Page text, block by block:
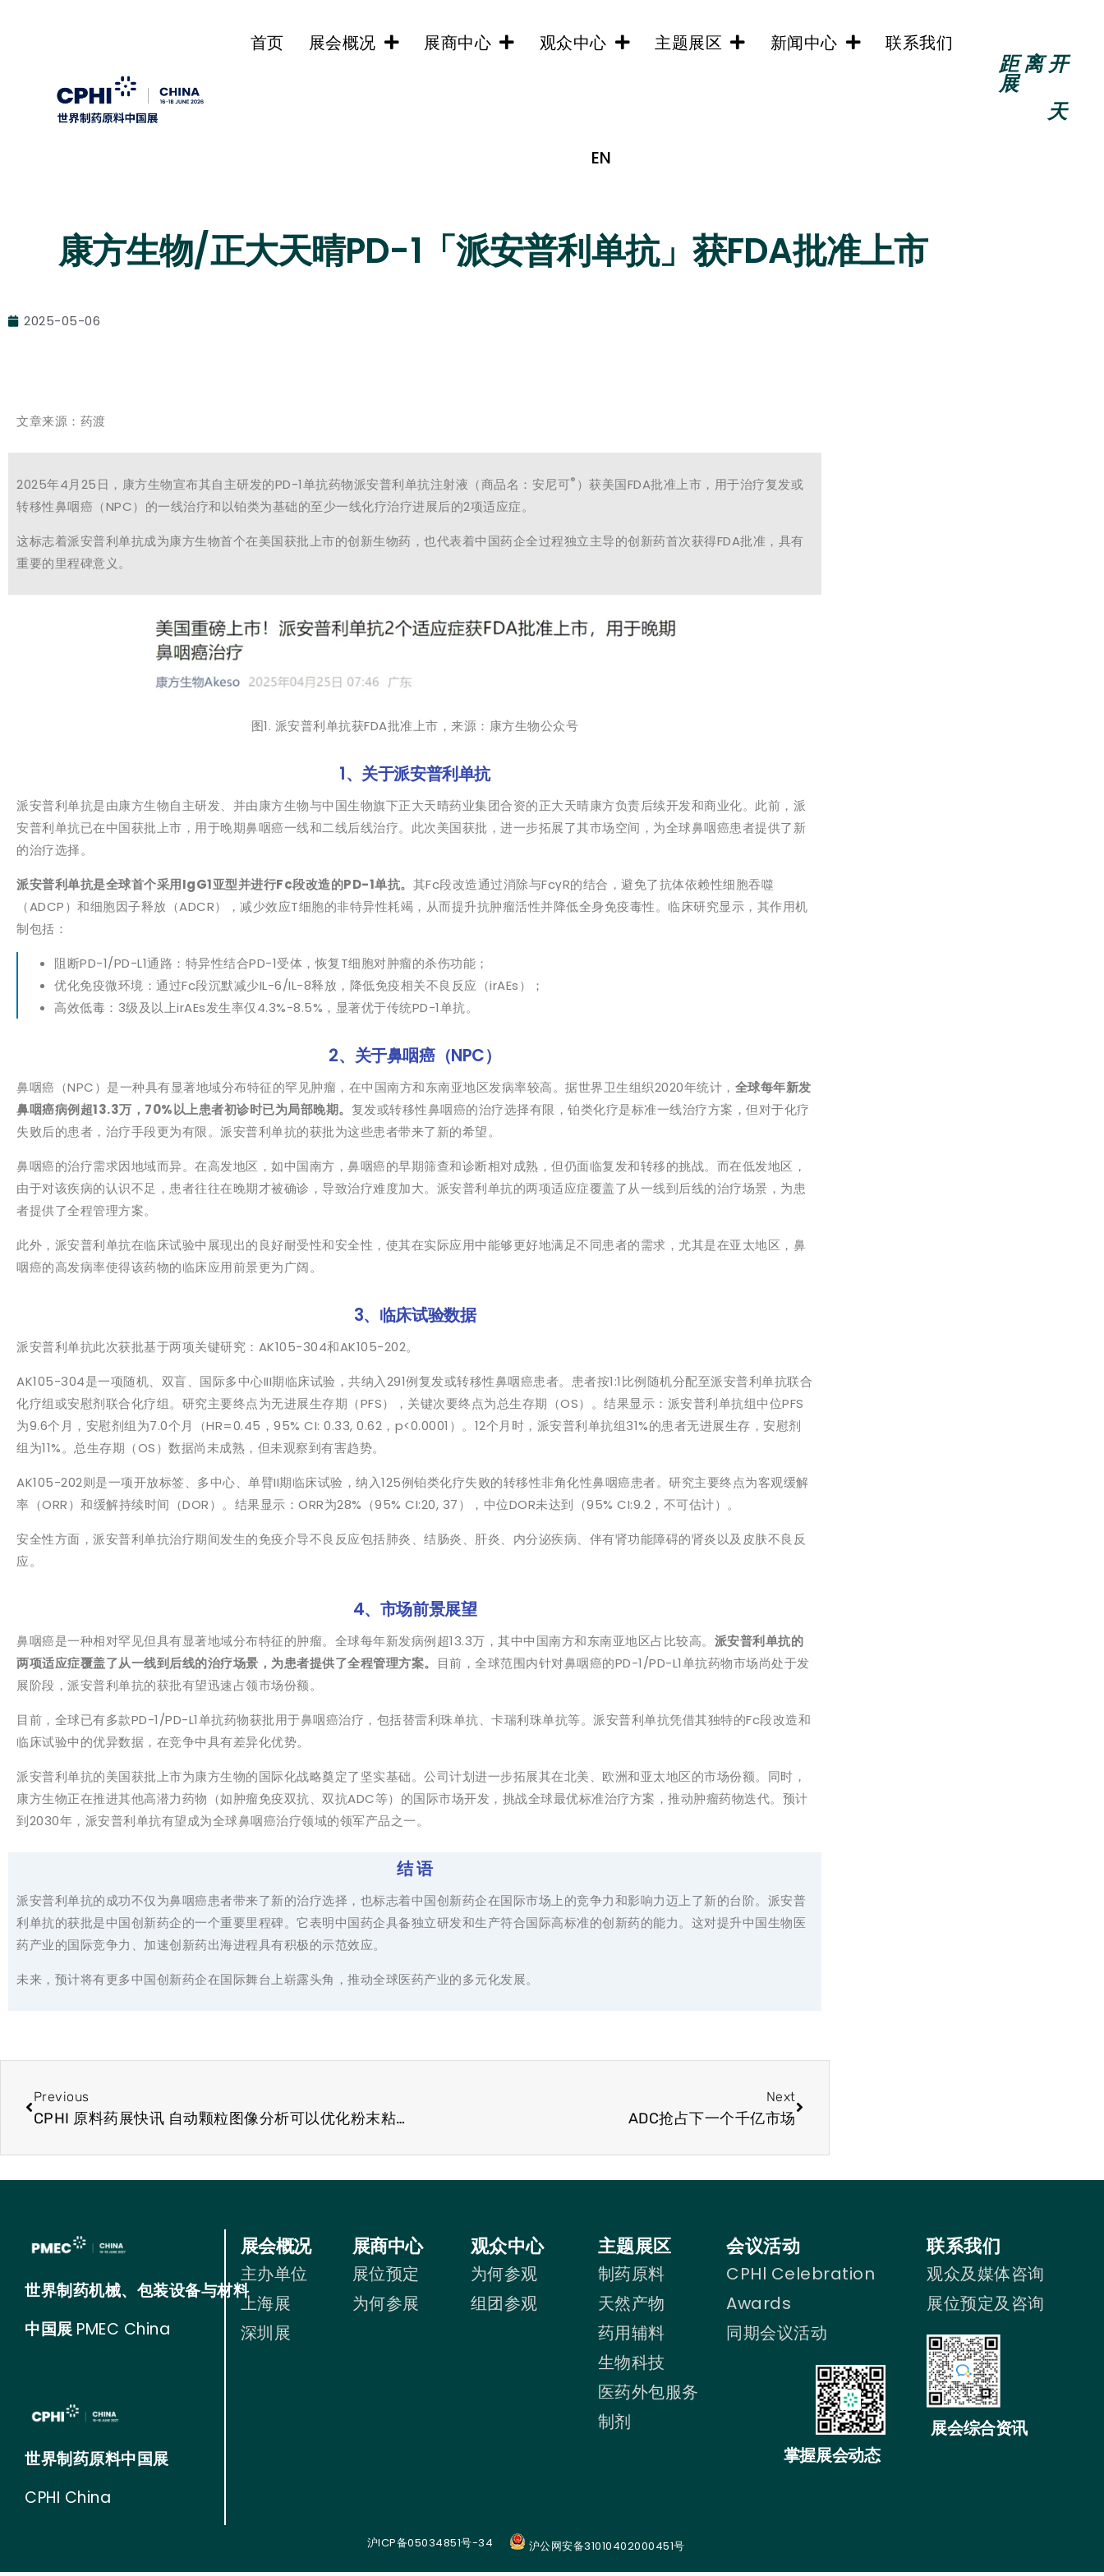
首页 展会概况 展商中心 观众中心 主题展区 新闻中心 联系我们
EN
距离开
展
天
康方生物/正大天晴PD-1「派安普利单抗」获FDA批准上市
2025-05-06
文章来源：药渡
2025年4月25日，康方生物宣布其自主研发的PD-1单抗药物派安普利单抗注射液（商品名：安尼可® ）获美国FDA批准上市，用于治疗复发或
转移性鼻咽癌（NPC）的一线治疗和以铂类为基础的至少一线化疗治疗进展后的2项适应症。
这标志着派安普利单抗成为康方生物首个在美国获批上市的创新生物药，也代表着中国药企全过程独立主导的创新药首次获得FDA批准，具有
重要的里程碑意义。
图1. 派安普利单抗获FDA批准上市 ，来源：康方生物公众号
1、关于派安普利单抗
派安普利单抗是由康方生物自主研发、并由康方生物与中国生物旗下正大天晴药业集团合资的正大天晴康方负责后续开发和商业化。此前，派
安普利单抗已在中国获批上市，用于晚期鼻咽癌一线和二线后线治疗。此次美国获批，进一步拓展了其市场空间，为全球鼻咽癌患者提供了新
的治疗选择。
派安普利单抗是全球首个采用IgG1亚型并进行Fc段改造的PD-1单抗。 其Fc段改造通过消除与FcγR的结合，避免了抗体依赖性细胞吞噬
（ADCP）和细胞因子释放（ADCR），减少效应T细胞的非特异性耗竭，从而提升抗肿瘤活性并降低全身免疫毒性。临床研究显示，其作用机
制包括：
阻断PD-1/PD-L1通路：特异性结合PD-1受体，恢复T细胞对肿瘤的杀伤功能；
优化免疫微环境：通过Fc段沉默减少IL-6/IL-8释放，降低免疫相关不良反应（irAEs）；
高效低毒：3级及以上irAEs发生率仅4.3%-8.5%，显著优于传统PD-1单抗。
2、关于鼻咽癌（NPC）
鼻咽癌（NPC）是一种具有显著地域分布特征的罕见肿瘤，在中国南方和东南亚地区发病率较高。据世界卫生组织2020年统计， 全球每年新发
鼻咽癌病例超13.3万，70%以上患者初诊时已为局部晚期。 复发或转移性鼻咽癌的治疗选择有限，铂类化疗是标准一线治疗方案，但对于化疗
失败后的患者，治疗手段更为有限。派安普利单抗的获批为这些患者带来了新的希望。
鼻咽癌的治疗需求因地域而异。在高发地区，如中国南方，鼻咽癌的早期筛查和诊断相对成熟，但仍面临复发和转移的挑战。而在低发地区，
由于对该疾病的认识不足，患者往往在晚期才被确诊，导致治疗难度加大。派安普利单抗的两项适应症覆盖了从一线到后线的治疗场景，为患
者提供了全程管理方案。
此外，派安普利单抗在临床试验中展现出的良好耐受性和安全性，使其在实际应用中能够更好地满足不同患者的需求，尤其是在亚太地区，鼻
咽癌的高发病率使得该药物的临床应用前景更为广阔。
3、临床试验数据
派安普利单抗此次获批基于两项关键研究：AK105-304和AK105-202。
AK105-304是一项随机、双盲、国际多中心III期临床试验，共纳入291例复发或转移性鼻咽癌患者。患者按1:1比例随机分配至派安普利单抗联合
化疗组或安慰剂联合化疗组。研究主要终点为无进展生存期（PFS），关键次要终点为总生存期（OS）。结果显示：派安普利单抗组中位PFS
为9.6个月，安慰剂组为7.0个月（HR=0.45，95% CI: 0.33, 0.62，p<0.0001）。12个月时，派安普利单抗组31%的患者无进展生存，安慰剂
组为11%。总生存期（OS）数据尚未成熟，但未观察到有害趋势。
AK105-202则是一项开放标签、多中心、单臂II期临床试验，纳入125例铂类化疗失败的转移性非角化性鼻咽癌患者。研究主要终点为客观缓解
率（ORR）和缓解持续时间（DOR）。结果显示：ORR为28%（95% CI:20, 37），中位DOR未达到（95% CI:9.2，不可估计）。
安全性方面，派安普利单抗治疗期间发生的免疫介导不良反应包括肺炎、结肠炎、肝炎、内分泌疾病、伴有肾功能障碍的肾炎以及皮肤不良反
应。
4、市场前景展望
鼻咽癌是一种相对罕见但具有显著地域分布特征的肿瘤。全球每年新发病例超13.3万，其中中国南方和东南亚地区占比较高。 派安普利单抗的
两项适应症覆盖了从一线到后线的治疗场景，为患者提供了全程管理方案。 目前，全球范围内针对鼻咽癌的PD-1/PD-L1单抗药物市场尚处于发
展阶段，派安普利单抗的获批有望迅速占领市场份额。
目前，全球已有多款PD-1/PD-L1单抗药物获批用于鼻咽癌治疗，包括替雷利珠单抗、卡瑞利珠单抗等。派安普利单抗凭借其独特的Fc段改造和
临床试验中的优异数据，在竞争中具有差异化优势。
派安普利单抗的美国获批上市为康方生物的国际化战略奠定了坚实基础。公司计划进一步拓展其在北美、欧洲和亚太地区的市场份额。同时，
康方生物正在推进其他高潜力药物（如肿瘤免疫双抗、双抗ADC等）的国际市场开发，挑战全球最优标准治疗方案，推动肿瘤药物迭代。预计
到2030年，派安普利单抗有望成为全球鼻咽癌治疗领域的领军产品之一。
结 语
派安普利单抗的成功不仅为鼻咽癌患者带来了新的治疗选择，也标志着中国创新药企在国际市场上的竞争力和影响力迈上了新的台阶。派安普
利单抗的获批是中国创新药企的一个重要里程碑。它表明中国药企具备独立研发和生产符合国际高标准的创新药的能力。这对提升中国生物医
药产业的国际竞争力、加速创新药出海进程具有积极的示范效应。
未来，预计将有更多中国创新药企在国际舞台上崭露头角，推动全球医药产业的多元化发展。
Previous
CPHI 原料药展快讯 自动颗粒图像分析可以优化粉末粘附力测量
Next
ADC抢占下一个千亿市场
世界制药机械、包装设备与材料
中国展 PMEC China
世界制药原料中国展
CPHI China
展会概况
主办单位
上海展
深圳展
展商中心
展位预定
为何参展
观众中心
为何参观
组团参观
主题展区
制药原料
天然产物
药用辅料
生物科技
医药外包服务
制剂
会议活动
CPHl Celebration
Awards
同期会议活动
掌握展会动态
联系我们
观众及媒体咨询
展位预定及咨询
展会综合资讯
沪ICP备05034851号-34 沪公网安备31010402000451号